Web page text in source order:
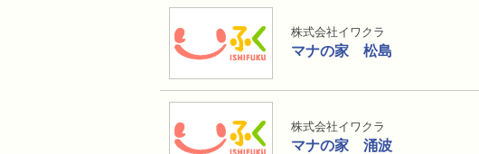
株式会社イワクラ
マナの家 松島
株式会社イワクラ
マナの家 涌波